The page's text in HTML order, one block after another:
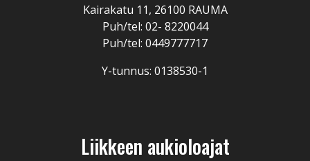
Kairakatu 11, 26100 RAUMA
Puh/tel: 02- 8220044
Puh/tel: 0449777717
Y-tunnus: 0138530-1
Liikkeen aukioloajat